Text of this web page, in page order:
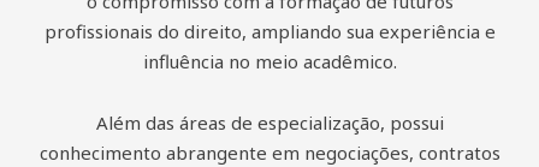
profissionais do direito, ampliando sua experiência e
influência no meio acadêmico.
Além das áreas de especialização, possui
conhecimento abrangente em negociações, contratos